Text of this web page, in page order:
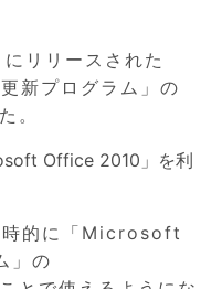
リリースされた
プログラム」の
。
Office 2010」を利
時的に「Microsoft
」の